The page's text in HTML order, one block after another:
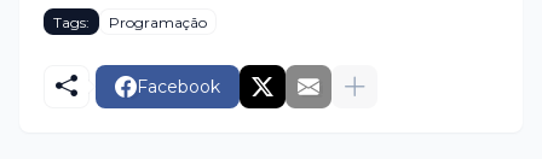
Tags: Programação
Facebook